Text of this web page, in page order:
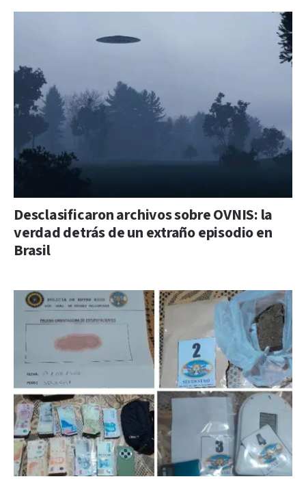
Desclasificaron archivos sobre OVNIS: la
verdad detrás de un extraño episodio en
Brasil